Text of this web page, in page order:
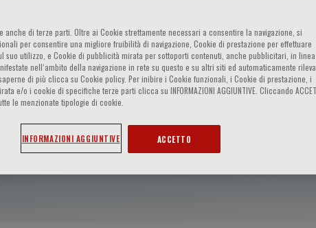
anche di terze parti. Oltre ai Cookie strettamente necessari a consentire la navigazione, si
per consentire una migliore fruibilità di navigazione, Cookie di prestazione per effettuare
suo utilizzo, e Cookie di pubblicità mirata per sottoporti contenuti, anche pubblicitari, in
nell‘ambito della navigazione in rete su questo e su altri siti ed automaticamente
di più clicca su Cookie policy. Per inibire i Cookie funzionali, i Cookie di prestazione, i
e/o i cookie di specifiche terze parti clicca su INFORMAZIONI AGGIUNTIVE. Cliccando
le menzionate tipologie di cookie.
INFORMAZIONI AGGIUNTIVE ACCETTO